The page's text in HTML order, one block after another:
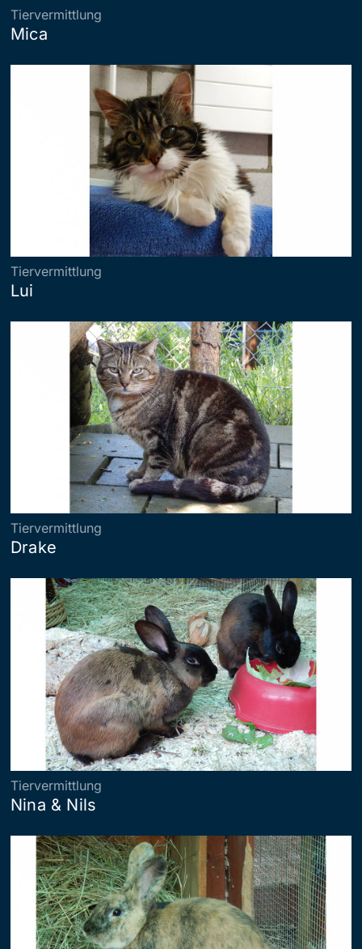
Tiervermittlung
Mica
Tiervermittlung
Lui
Tiervermittlung
Drake
Tiervermittlung
Nina & Nils